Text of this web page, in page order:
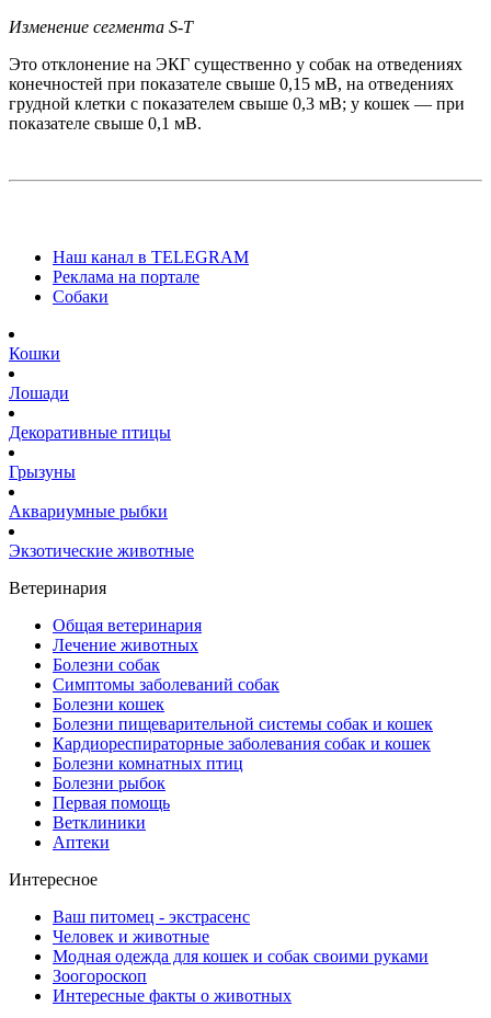
Изменение сегмента S-T
Это отклонение на ЭКГ существенно у собак на отведениях
конечностей при показателе свыше 0,15 мВ, на отведениях
грудной клетки с показателем свыше 0,3 мВ; у кошек — при
показателе свыше 0,1 мВ.
Наш канал в TELEGRAM
Реклама на портале
Собаки
Кошки
Лошади
Декоративные птицы
Грызуны
Аквариумные рыбки
Экзотические животные
Ветеринария
Общая ветеринария
Лечение животных
Болезни собак
Симптомы заболеваний собак
Болезни кошек
Болезни пищеварительной системы собак и кошек
Кардиореспираторные заболевания собак и кошек
Болезни комнатных птиц
Болезни рыбок
Первая помощь
Ветклиники
Аптеки
Интересное
Ваш питомец - экстрасенс
Человек и животные
Модная одежда для кошек и собак своими руками
Зоогороскоп
Интересные факты о животных